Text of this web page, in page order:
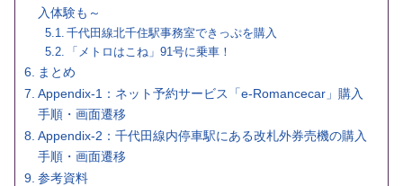
入体験も～
千代田線北千住駅事務室できっぷを購入
「メトロはこね」91号に乗車！
まとめ
Appendix-1：ネット予約サービス「e-Romancecar」購入
手順・画面遷移
Appendix-2：千代田線内停車駅にある改札外券売機の購入
手順・画面遷移
参考資料